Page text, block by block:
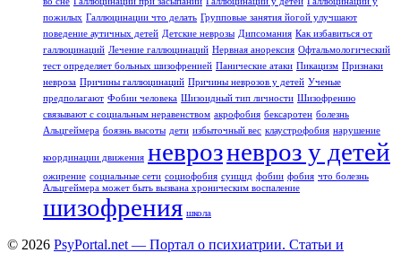
пожилых Галлюцинации что делать Групповые занятия йогой улучшают
поведение аутичных детей Детские неврозы Дипсомания Как избавиться от
галлюцинаций Лечение галлюцинаций Нервная анорексия Офтальмологический
тест определяет больных шизофренией Панические атаки Пикацизм Признаки
невроза Причины галлюцинаций Причины неврозов у детей Ученые
предполагают Фобии человека Шизоидный тип личности Шизофрению
связывают с социальным неравенством акрофобия бексаротен болезнь
Альцгеймера боязнь высоты дети избыточный вес клаустрофобия нарушение
координации движения неврозневроз у детей
ожирение социальные сети социофобия суицид фобии фобия что болезнь
Альцгеймера может быть вызвана хроническим воспаление
шизофрения школа
© 2026 PsyPortal.net — Портал о психиатрии. Статьи и